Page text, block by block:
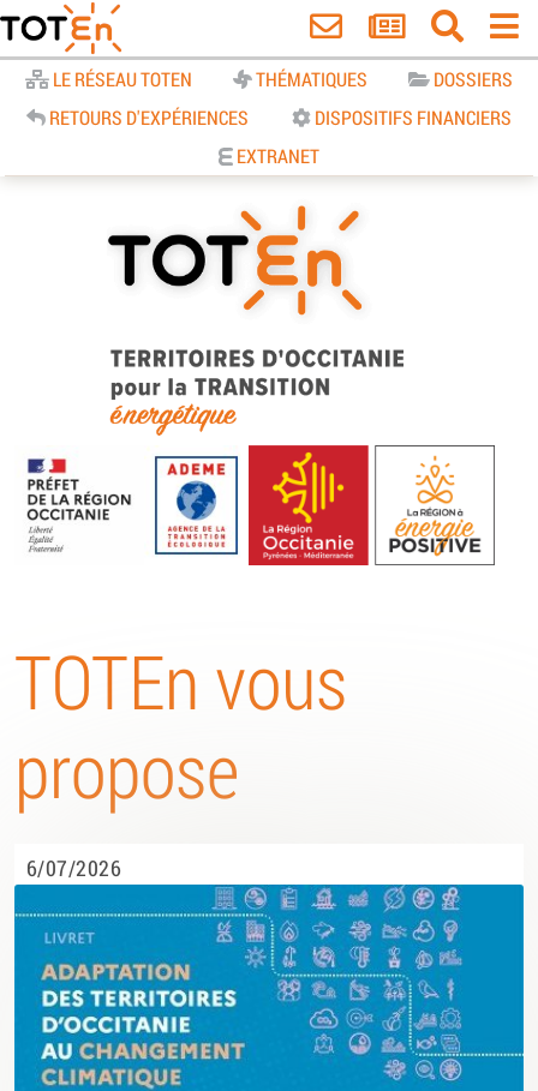
LE RÉSEAU TOTEN THÉMATIQUES
DOSSIERS
RETOURS D'EXPÉRIENCES
DISPOSITIFS FINANCIERS
EXTRANET
TOTEn Occitanie | Territoires
d’Occitanie pour la Transition
Energétique
TOTEn vous
propose
6/07/2026